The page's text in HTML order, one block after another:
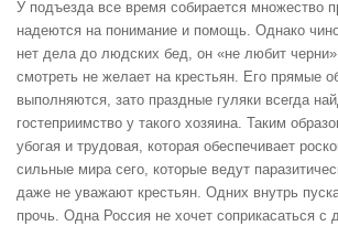
У подъезда все время собирается множество
надеются на понимание и помощь. Однако
нет дела до людских бед, он «не любит
смотреть не желает на крестьян. Его прямые
выполняются, зато праздные гуляки всегда
гостеприимство у такого хозяина. Таким
убогая и трудовая, которая обеспечивает
сильные мира сего, которые ведут
даже не уважают крестьян. Одних внутрь
прочь. Одна Россия не хочет соприкасаться с